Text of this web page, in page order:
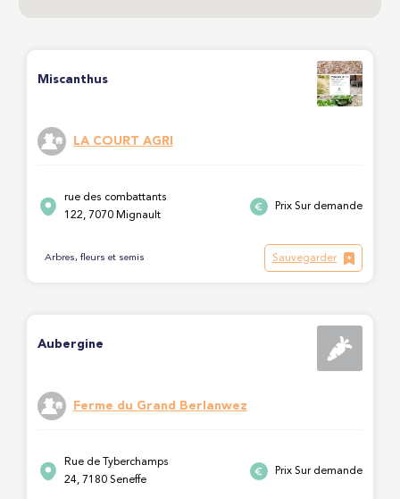
Miscanthus
LA COURT AGRI
rue des combattants
122, 7070 Mignault
Prix Sur demande
Arbres, fleurs et semis Sauvegarder
Aubergine
Ferme du Grand Berlanwez
Rue de Tyberchamps
24, 7180 Seneffe
Prix Sur demande